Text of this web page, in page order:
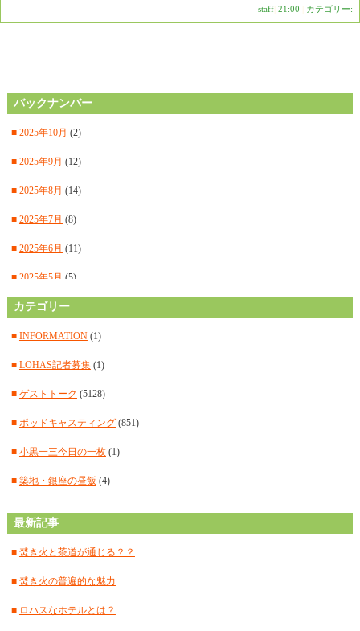
staff 21:00 カテゴリー:
バックナンバー
■ 2025年10月 (2)
■ 2025年9月 (12)
■ 2025年8月 (14)
■ 2025年7月 (8)
■ 2025年6月 (11)
■ 2025年5月 (5)
■2025年4月(16)
■ 2025年3月(14)
■ 2025年2月(15)
■ 2025年1月(12)
■ 2024年12月 (14)
■ 2024年11月(14)
■ 2024年10月(11)
カテゴリー
■ INFORMATION(1)
■ LOHAS記者募集(1)
■ ゲストトーク (5128)
■ ポッドキャスティング(851)
■ 小黒一三今日の一枚(1)
■ 築地・銀座の昼飯 (4)
最新記事
■ 焚き火と茶道が通じる？？
■ 焚き火の普遍的な魅力
■ ロハスなホテルとは？